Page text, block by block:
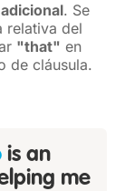
. Se
relativa del
"that" en
de cláusula.
is an
me